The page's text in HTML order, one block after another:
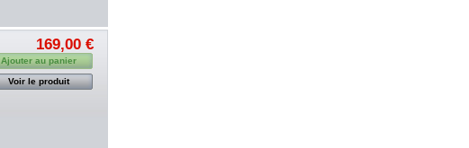
169,00 €
Ajouter au panier
Voir le produit